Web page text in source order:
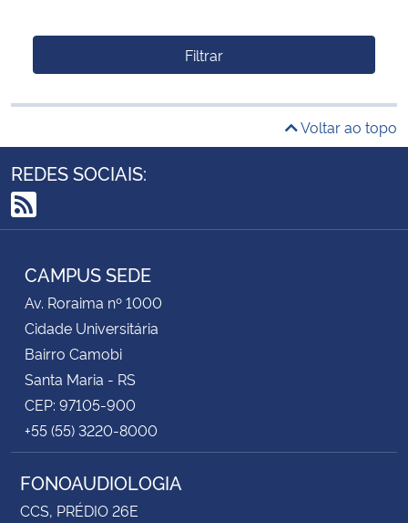
Filtrar
Voltar ao topo
REDES SOCIAIS:
RSS
CAMPUS SEDE
Av. Roraima nº 1000
Cidade Universitária
Bairro Camobi
Santa Maria - RS
CEP: 97105-900
+55 (55) 3220-8000
FONOAUDIOLOGIA
CCS, PRÉDIO 26E